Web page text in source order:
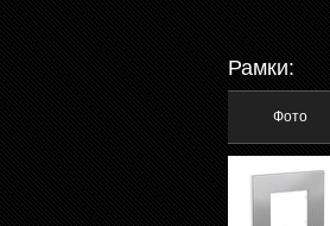
Рамки:
Фото